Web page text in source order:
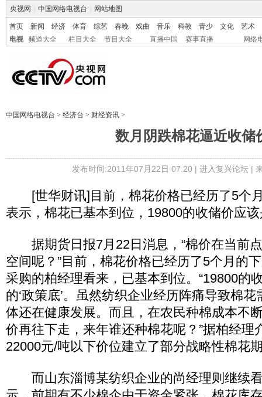
央视网 中国网络电视台 网站地图
首页 新闻 经济 体育 综艺 春晚 戏曲 音乐 科教 青少 文化
艺术
电视
频道大全 栏目大全 节目大全 直播中国 赛事直播 网络
中国网络电视台 > 经济台 > 财经资讯 >
数月阴跌棉花逼近收储
发布时间:2011年07月22日 07:20 | 进入复兴论坛|
[世华财讯]目前，棉花价格已经历了5个
表示，棉花已基本到位，19800的收储价应
据期货日报7月22日消息，“棉价在当前
空间呢？”目前，棉花价格已经历了5个月的
采购的柏经理看来，已基本到位。“19800的
的‘政策底’。虽然纺织企业经历阵痛导致棉
体还在健康发展。而且，在农民种棉成本不
价再往下走，来年谁还种棉花呢？”据柏经理
22000元/吨以下价位建立了部分战略性棉花
而山东淄博某纺织企业的尚经理则继续